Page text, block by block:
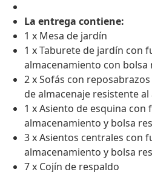
La entrega contiene:
1 x Mesa de jardín
1 x Taburete de jardín con
almacenamiento con bolsa
2 x Sofás con
de almacenaje resistente al
1 x Asiento de esquina con
almacenamiento y bolsa
3 x Asientos centrales con
almacenamiento y bolsa
7 x Cojín de respaldo